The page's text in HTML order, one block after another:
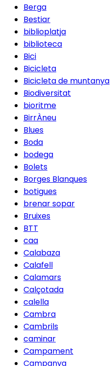
Berga
Bestiar
biblioplatja
biblioteca
Bici
Bicicleta
Bicicleta de muntanya
Biodiversitat
bioritme
BirrÀneu
Blues
Boda
bodega
Bolets
Borges Blanques
botigues
brenar sopar
Bruixes
BTT
caa
Calabaza
Calafell
Calamars
Calçotada
calella
Cambra
Cambrils
caminar
Campament
Campanya